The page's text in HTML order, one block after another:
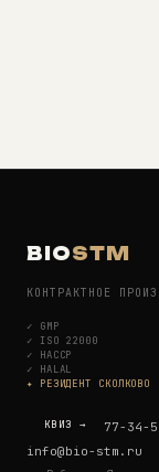
BIOSTM
КОНТРАКТНОЕ
✓ GMP
✓ ISO 22000
✓ HACCP
✓ HALAL
✦ РЕЗИДЕНТ СКОЛКОВО
+7 (934) 477-34-
info@bio-stm.ru
КВИЗ →